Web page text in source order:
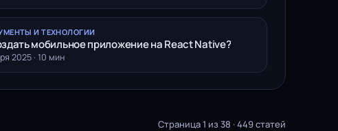
И ТЕХНОЛОГИИ
мобильное приложение на React Native?
2025 · 10 мин
Страница 1 из 38 · 449 статей